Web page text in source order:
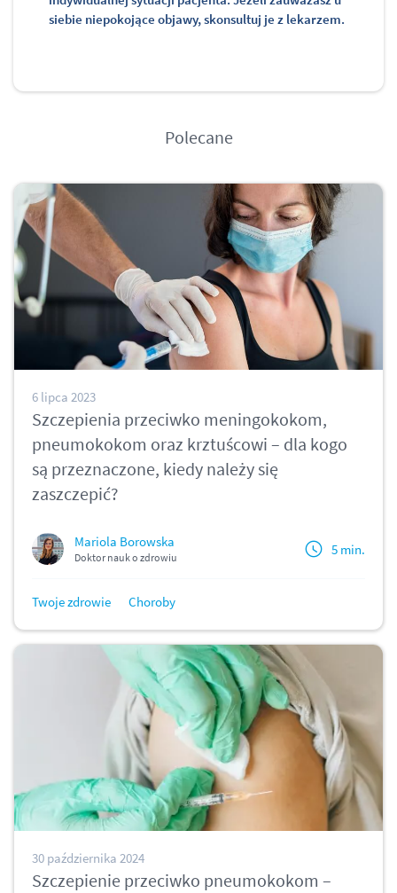
siebie niepokojące objawy, skonsultuj je z lekarzem.
Polecane
6 lipca 2023
Szczepienia przeciwko meningokokom,
pneumokokom oraz krztuścowi – dla kogo
są przeznaczone, kiedy należy się
zaszczepić?
Mariola Borowska
Doktor nauk o zdrowiu 5 min.
Twoje zdrowie Choroby
30 października 2024
Szczepienie przeciwko pneumokokom –